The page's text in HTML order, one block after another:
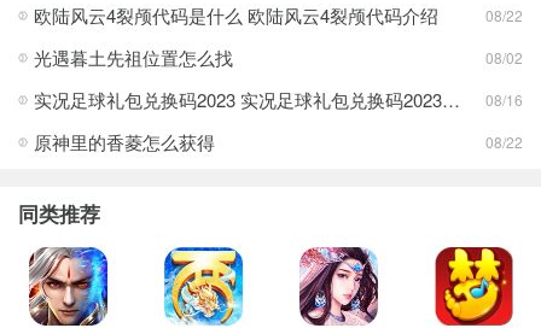
欧陆风云4裂颅代码是什么 欧陆风云4裂颅代码介绍 08/22
光遇暮土先祖位置怎么找 08/02
实况足球礼包兑换码2023 实况足球礼包兑换码2023最新一览 08/16
原神里的香菱怎么获得 08/22
同类推荐